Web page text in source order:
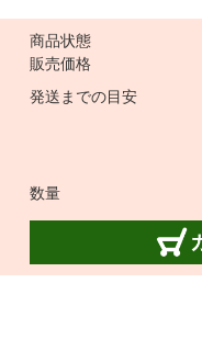
商品状態
販売価格
発送までの目安
数量